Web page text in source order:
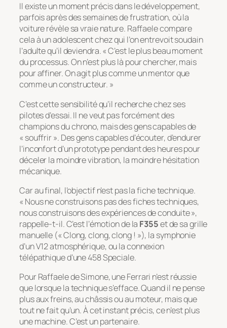
Il existe un moment précis dans le développement,
parfois après des semaines de frustration, où la
voiture révèle sa vraie nature. Raffaele compare
cela à un adolescent chez qui l’on entrevoit soudain
l’adulte qu’il deviendra.« C’est le plus beau moment
du processus. On n’est plus là pour chercher, mais
pour affiner. On agit plus comme un mentor que
comme un constructeur. »
C’est cette sensibilité qu’il recherche chez ses
pilotes d’essai. Il ne veut pas forcément des
champions du chrono, mais des gens capables de
« souffrir ». Des gens capables d’écouter, d’endurer
l’inconfort d’un prototype pendant des heures pour
déceler la moindre vibration, la moindre hésitation
mécanique.
Car au final, l’objectif n’est pas la fiche technique.
« Nous ne construisons pas des fiches techniques,
nous construisons des expériences de conduite »,
rappelle-t-il. C’est l’émotion de la F355et de sa grille
manuelle (« Clong, clong, clong ! »), la symphonie
d’un V12 atmosphérique, ou la connexion
télépathique d’une 458 Speciale.
Pour Raffaele de Simone, une Ferrari n’est réussie
que lorsque la technique s’efface. Quand il ne pense
plus aux freins, au châssis ou au moteur, mais que
tout ne fait qu’un. À cet instant précis, ce n’est plus
une machine. C’est un partenaire.